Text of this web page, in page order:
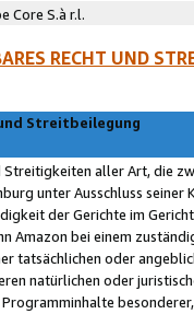
Core S.à r.l.
RECHT UND
Streitbeilegung
Streitigkeiten aller Art, die
unter Ausschluss
der Gerichte im
Amazon bei einem
tatsächlichen oder
natürlichen oder
Programminhalte